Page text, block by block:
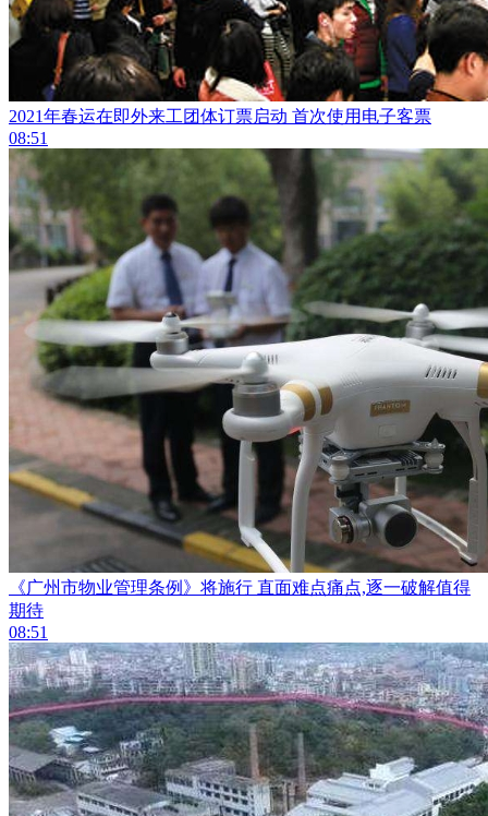
2021年春运在即外来工团体订票启动 首次使用电子客票
08:51
《广州市物业管理条例》将施行 直面难点痛点,逐一破解值得
期待
08:51